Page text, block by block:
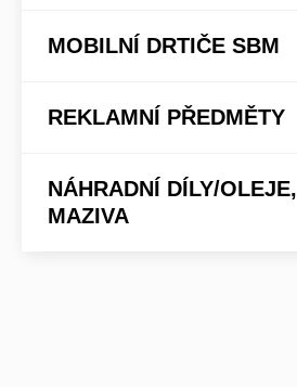
MOBILNÍ DRTIČE SBM
REKLAMNÍ PŘEDMĚTY
NÁHRADNÍ DÍLY/OLEJE,
MAZIVA